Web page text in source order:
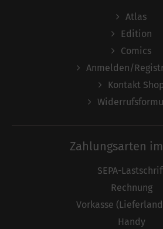
Atlas
Edition
Comics
Anmelden/
Kontakt
Zahlungsarten
SEPA-
Rechnung
Vorkasse (Lieferland
Handy